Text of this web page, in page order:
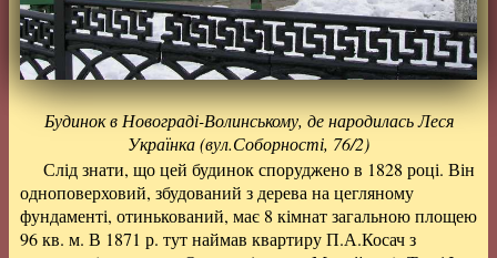
Будинок в Новограді-Волинському, де народилась Леся
Українка (вул.Соборності, 76/2)
Слід знати, що цей будинок споруджено в 1828 році. Він
одноповерховий, збудований з дерева на цегляному
фундаменті, отинькований, має 8 кімнат загальною площею
96 кв. м. В 1871 р. тут наймав квартиру П.А.Косач з